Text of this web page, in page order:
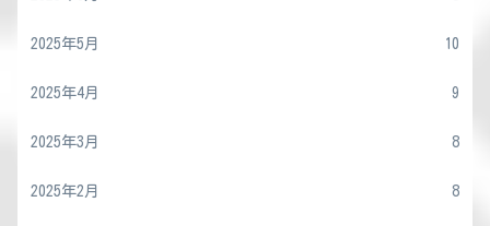
2025年5月 10
2025年4月 9
2025年3月 8
2025年2月 8